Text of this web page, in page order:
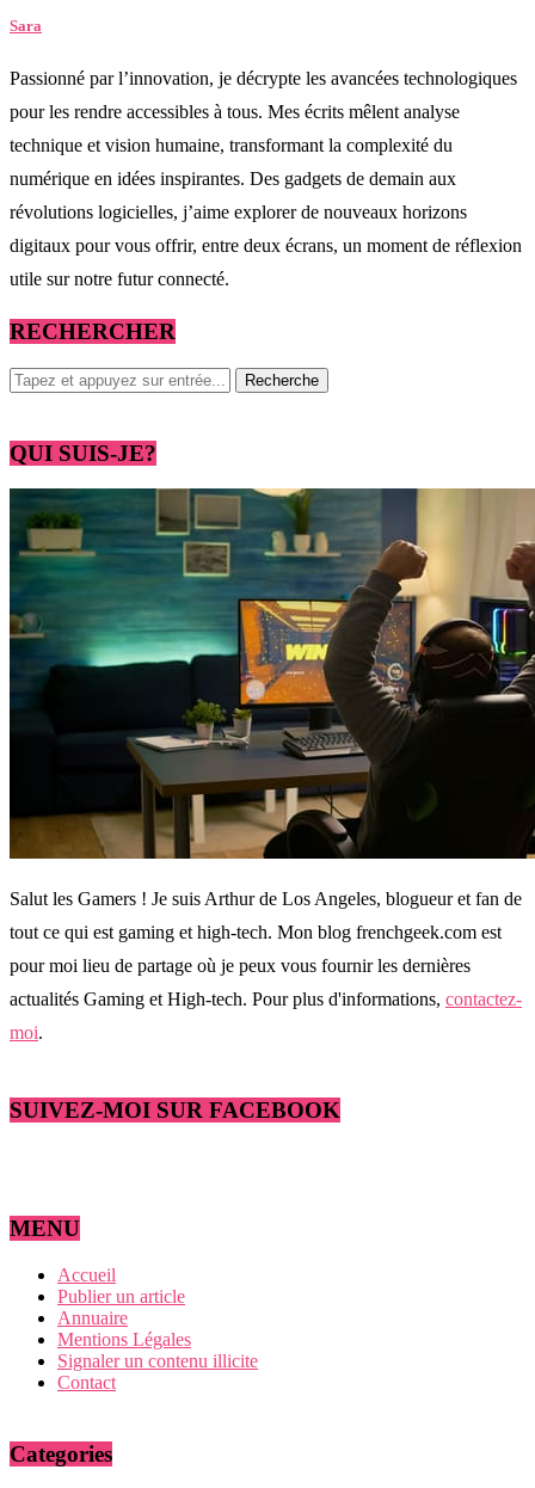
Sara
Passionné par l’innovation, je décrypte les avancées technologiques
pour les rendre accessibles à tous. Mes écrits mêlent analyse
technique et vision humaine, transformant la complexité du
numérique en idées inspirantes. Des gadgets de demain aux
révolutions logicielles, j’aime explorer de nouveaux horizons
digitaux pour vous offrir, entre deux écrans, un moment de réflexion
utile sur notre futur connecté.
RECHERCHER
QUI SUIS-JE?
Salut les Gamers ! Je suis Arthur de Los Angeles, blogueur et fan de
tout ce qui est gaming et high-tech. Mon blog frenchgeek.com est
pour moi lieu de partage où je peux vous fournir les dernières
actualités Gaming et High-tech. Pour plus d'informations, contactez-
moi.
SUIVEZ-MOI SUR FACEBOOK
MENU
Accueil
Publier un article
Annuaire
Mentions Légales
Signaler un contenu illicite
Contact
Categories